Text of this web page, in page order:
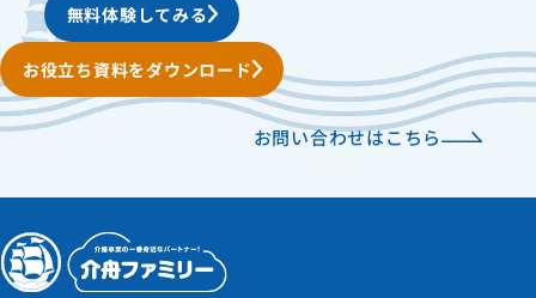
無料体験してみる
お役立ち資料をダウンロード
お問い合わせはこちら